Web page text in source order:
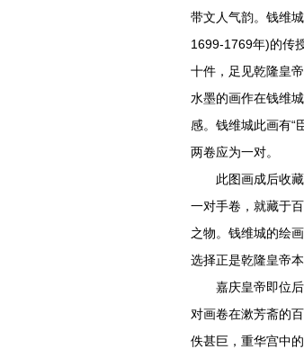
带文人气韵。钱维
1699-1769年)的传
十件，足见乾隆皇
水墨的画作在钱维
感。钱维城此画有“
两卷应为一对。
此图画成后收藏
一对手卷，就藏于
之物。钱维城的绘
选择正是乾隆皇帝
嘉庆皇帝即位后
对画卷在漱芳斋的
佚甚巨，重华宫中